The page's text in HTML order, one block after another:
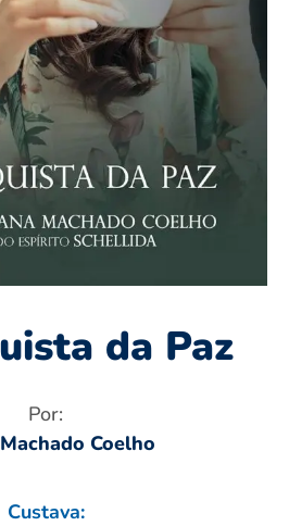
da Paz
Por:
Coelho
Custava: